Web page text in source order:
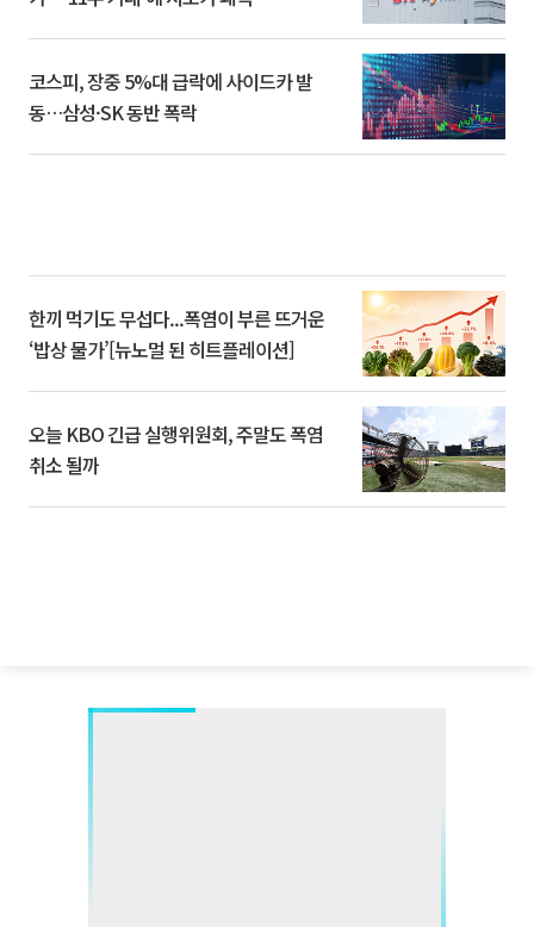
코스피, 장중 5%대 급락에 사이드카 발
동…삼성·SK 동반 폭락
한끼 먹기도 무섭다...폭염이 부른 뜨거운
‘밥상 물가’[뉴노멀 된 히트플레이션]
오늘 KBO 긴급 실행위원회, 주말도 폭염
취소 될까